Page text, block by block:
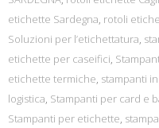
etichette Sardegna, rotoli
Soluzioni per l’etichettatura,
etichette per caseifici,
etichette termiche, stampanti
logistica, Stampanti per card e
Stampanti per etichette,